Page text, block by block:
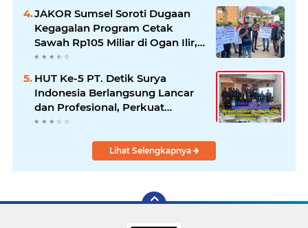
JAKOR Sumsel Soroti Dugaan
Kegagalan Program Cetak
Sawah Rp105 Miliar di Ogan Ilir,
Desak Kadis Pertanian Mundur
HUT Ke-5 PT. Detik Surya
Indonesia Berlangsung Lancar
dan Profesional, Perkuat
Kompetensi Wartawan
Lihat Selengkapnya